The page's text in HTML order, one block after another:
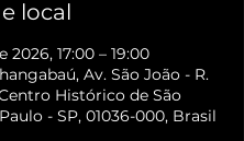
local
2026, 17:00 – 19:00
Av. São João - R.
Histórico de São
- SP, 01036-000, Brasil